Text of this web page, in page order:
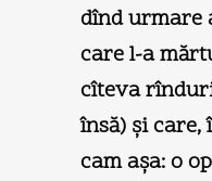
dînd urmare
care l-a
cîteva
însă) şi
cam aşa: o